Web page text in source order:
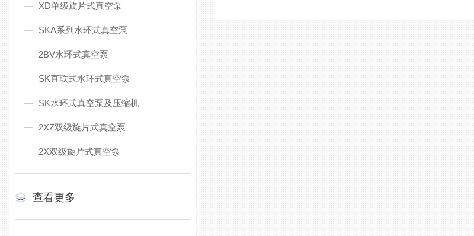
XD单级旋片式真空泵
SKA系列水环式真空泵
2BV水环式真空泵
SK直联式水环式真空泵
SK水环式真空泵及压缩机
2XZ双级旋片式真空泵
2X双级旋片式真空泵
查看更多